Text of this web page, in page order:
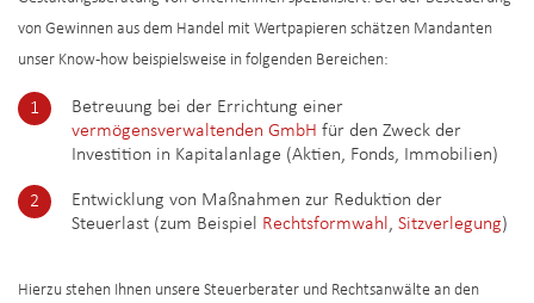
von Gewinnen aus dem Handel mit Wertpapieren schätzen Mandanten
unser Know-how beispielsweise in folgenden Bereichen:
Betreuung bei der Errichtung einer
vermögensverwaltenden GmbH für den Zweck der
Investition in Kapitalanlage (Aktien, Fonds, Immobilien)
Entwicklung von Maßnahmen zur Reduktion der
Steuerlast (zum Beispiel
Rechtsformwahl , Sitzverlegung)
Hierzu stehen Ihnen unsere Steuerberater und Rechtsanwälte an den